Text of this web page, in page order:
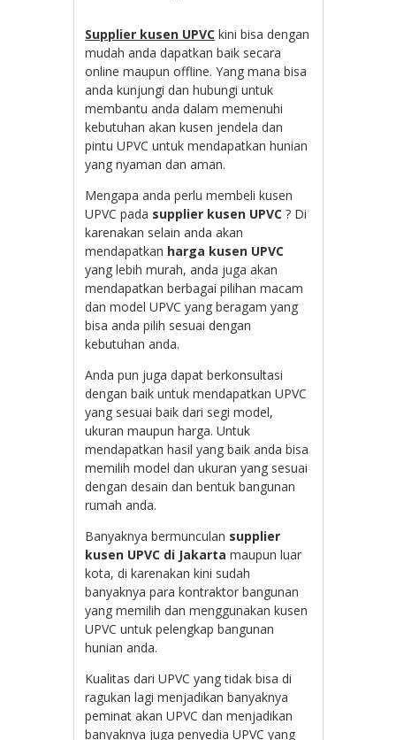
Supplier kusen UPVC kini bisa dengan
mudah anda dapatkan baik secara
online maupun offline. Yang mana bisa
anda kunjungi dan hubungi untuk
membantu anda dalam memenuhi
kebutuhan akan kusen jendela dan
pintu UPVC untuk mendapatkan hunian
yang nyaman dan aman.
Mengapa anda perlu membeli kusen
UPVC pada supplier kusen UPVC ? Di
karenakan selain anda akan
mendapatkan harga kusen UPVC
yang lebih murah, anda juga akan
mendapatkan berbagai pilihan macam
dan model UPVC yang beragam yang
bisa anda pilih sesuai dengan
kebutuhan anda.
Anda pun juga dapat berkonsultasi
dengan baik untuk mendapatkan UPVC
yang sesuai baik dari segi model,
ukuran maupun harga. Untuk
mendapatkan hasil yang baik anda bisa
memilih model dan ukuran yang sesuai
dengan desain dan bentuk bangunan
rumah anda.
Banyaknya bermunculan supplier
kusen UPVC di Jakarta maupun luar
kota, di karenakan kini sudah
banyaknya para kontraktor bangunan
yang memilih dan menggunakan kusen
UPVC untuk pelengkap bangunan
hunian anda.
Kualitas dari UPVC yang tidak bisa di
ragukan lagi menjadikan banyaknya
peminat akan UPVC dan menjadikan
banyaknya juga penyedia UPVC yang